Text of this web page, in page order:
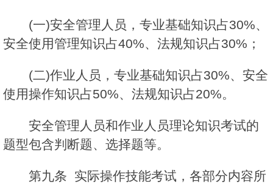
(一)安全管理人员，专业基础知识占30%、
安全使用管理知识占40%、法规知识占30%；
(二)作业人员，专业基础知识占30%、安全
使用操作知识占50%、法规知识占20%。
安全管理人员和作业人员理论知识考试的
题型包含判断题、选择题等。
第九条 实际操作技能考试，各部分内容所